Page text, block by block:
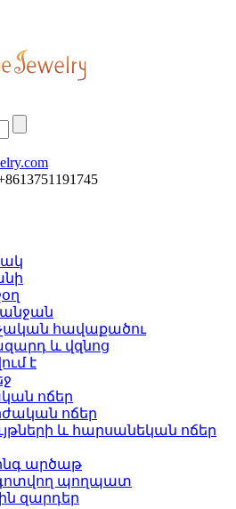
հավաքածու
և վզնոց
է
ոճեր
ոճեր
և հարսանեկան ոճեր
արծաթ
պողպատ
զարդեր